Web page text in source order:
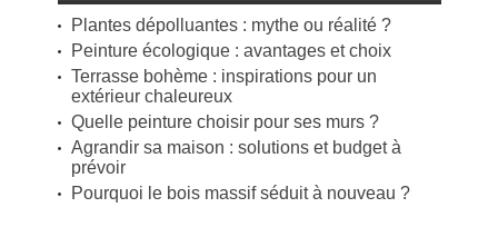
Plantes dépolluantes : mythe ou réalité ?
Peinture écologique : avantages et choix
Terrasse bohème : inspirations pour un
extérieur chaleureux
Quelle peinture choisir pour ses murs ?
Agrandir sa maison : solutions et budget à
prévoir
Pourquoi le bois massif séduit à nouveau ?